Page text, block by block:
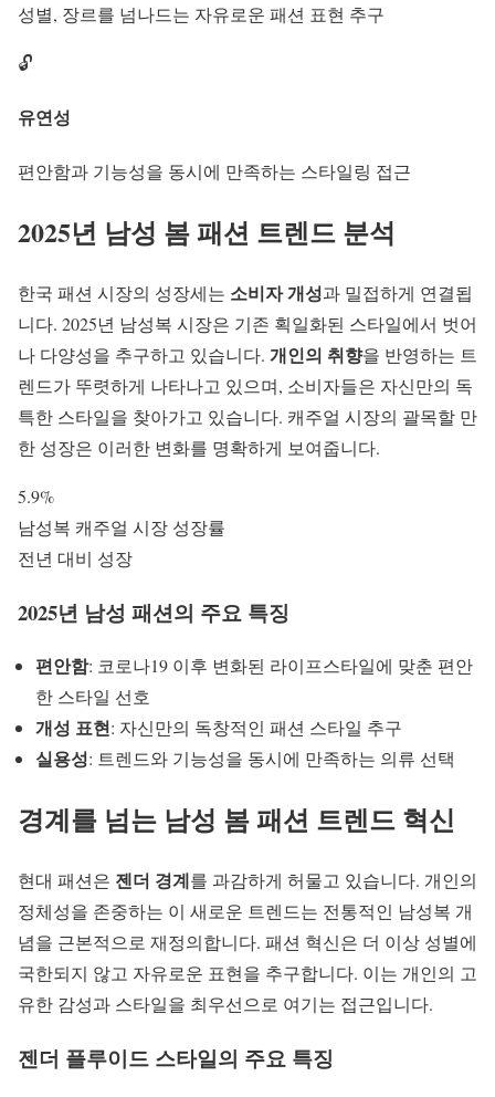
성별, 장르를 넘나드는 자유로운 패션 표현 추구
🔓
유연성
편안함과 기능성을 동시에 만족하는 스타일링 접근
2025년 남성 봄 패션 트렌드 분석
한국 패션 시장의 성장세는 소비자 개성과 밀접하게 연결됩
니다. 2025년 남성복 시장은 기존 획일화된 스타일에서 벗어
나 다양성을 추구하고 있습니다. 개인의 취향을 반영하는 트
렌드가 뚜렷하게 나타나고 있으며, 소비자들은 자신만의 독
특한 스타일을 찾아가고 있습니다. 캐주얼 시장의 괄목할 만
한 성장은 이러한 변화를 명확하게 보여줍니다.
5.9%
남성복 캐주얼 시장 성장률
전년 대비 성장
2025년 남성 패션의 주요 특징
편안함: 코로나19 이후 변화된 라이프스타일에 맞춘 편안
한 스타일 선호
개성 표현: 자신만의 독창적인 패션 스타일 추구
실용성: 트렌드와 기능성을 동시에 만족하는 의류 선택
경계를 넘는 남성 봄 패션 트렌드 혁신
현대 패션은 젠더 경계를 과감하게 허물고 있습니다. 개인의
정체성을 존중하는 이 새로운 트렌드는 전통적인 남성복 개
념을 근본적으로 재정의합니다. 패션 혁신은 더 이상 성별에
국한되지 않고 자유로운 표현을 추구합니다. 이는 개인의 고
유한 감성과 스타일을 최우선으로 여기는 접근입니다.
젠더 플루이드 스타일의 주요 특징